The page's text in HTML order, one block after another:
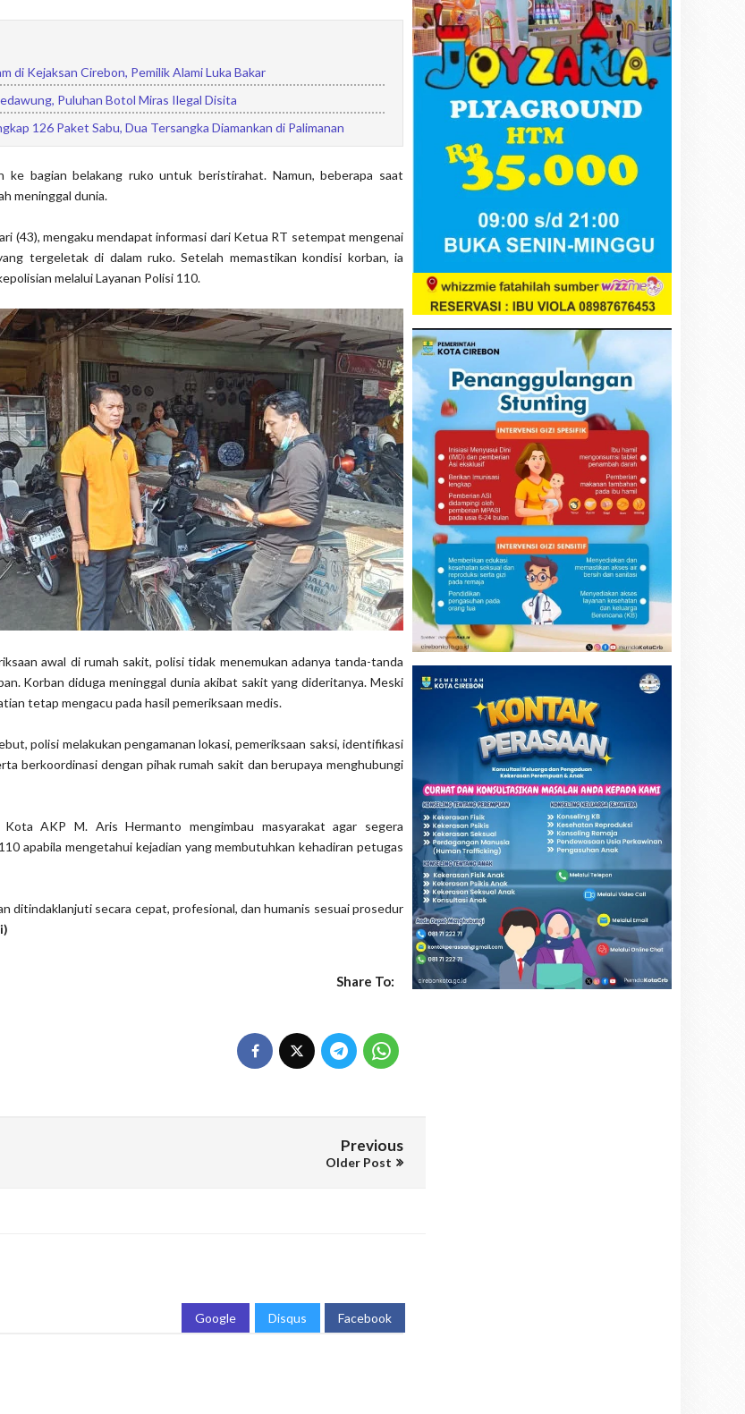
di Kejaksan Cirebon, Pemilik Alami Luka Bakar
Puluhan Botol Miras Ilegal Disita
126 Paket Sabu, Dua Tersangka Diamankan di Palimanan
ke bagian belakang ruko untuk beristirahat. Namun, beberapa saat
meninggal dunia.
(43), mengaku mendapat informasi dari Ketua RT setempat mengenai
tergeletak di dalam ruko. Setelah memastikan kondisi korban, ia
melalui Layanan Polisi 110.
awal di rumah sakit, polisi tidak menemukan adanya tanda-tanda
Korban diduga meninggal dunia akibat sakit yang dideritanya. Meski
tetap mengacu pada hasil pemeriksaan medis.
polisi melakukan pengamanan lokasi, pemeriksaan saksi, identifikasi
berkoordinasi dengan pihak rumah sakit dan berupaya menghubungi
AKP M. Aris Hermanto mengimbau masyarakat agar segera
apabila mengetahui kejadian yang membutuhkan kehadiran petugas
ditindaklanjuti secara cepat, profesional, dan humanis sesuai prosedur
Share To:
Previous
Older Post
Google Disqus Facebook